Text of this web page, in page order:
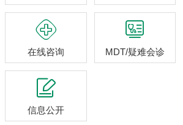

在线咨询

MDT/疑难会诊

信息公开